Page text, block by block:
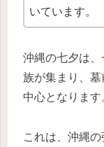
いています。
沖縄の七夕は
族が集まり、
中心となります
これは、沖縄